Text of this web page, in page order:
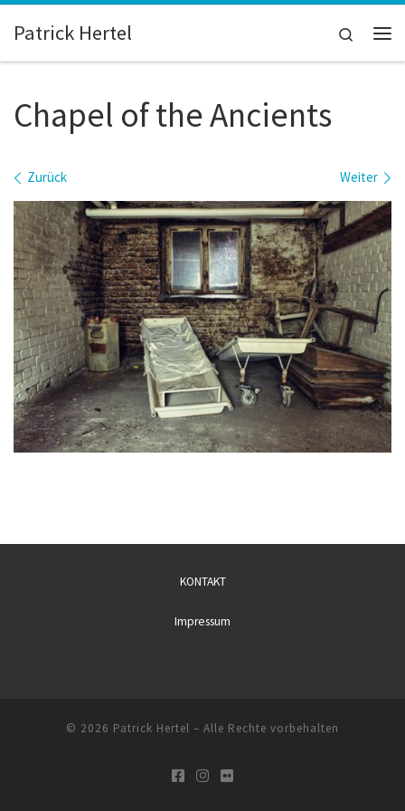
Zum Inhalt springen
Patrick Hertel
Search
Chapel of the Ancients
Bilder Navigation
Zurück Weiter
KONTAKT
Impressum
© 2026 Patrick Hertel – Alle Rechte vorbehalten